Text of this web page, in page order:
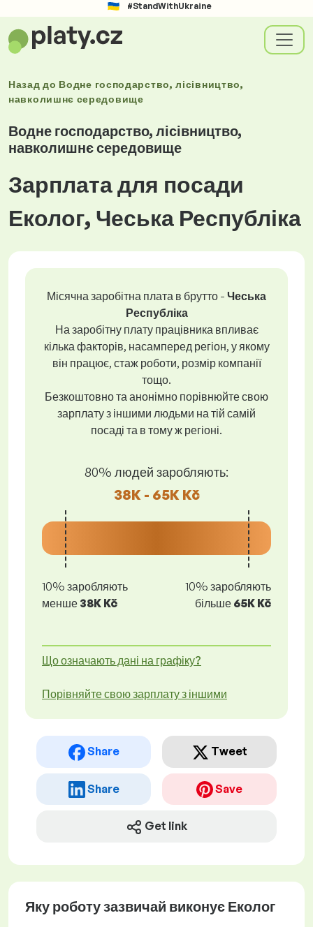
#StandWithUkraine
Назад до Водне господарство, лісівництво,
навколишнє середовище
Водне господарство, лісівництво,
навколишнє середовище
Зарплата для посади
Еколог, Чеська Республіка
Місячна заробітна плата в брутто - Чеська
Республіка
На заробітну плату працівника впливає
кілька факторів, насамперед регіон, у якому
він працює, стаж роботи, розмір компанії
тощо.
Безкоштовно та анонімно порівнюйте свою
зарплату з іншими людьми на тій самій
посаді та в тому ж регіоні.
80% людей заробляють:
38K - 65K Kč
10% заробляють
менше 38K Kč
10% заробляють
більше 65K Kč
Що означають дані на графіку?
Порівняйте свою зарплату з іншими
Share Tweet
Share Save
Get link
Яку роботу зазвичай виконує Еколог